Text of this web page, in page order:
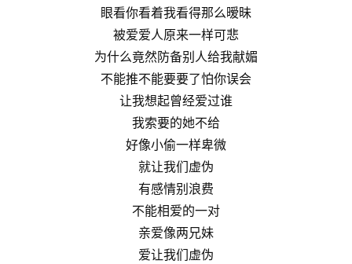
眼看你看着我看得那么暧昧
被爱爱人原来一样可悲
为什么竟然防备别人给我献媚
不能推不能要要了怕你误会
让我想起曾经爱过谁
我索要的她不给
好像小偷一样卑微
就让我们虚伪
有感情别浪费
不能相爱的一对
亲爱像两兄妹
爱让我们虚伪